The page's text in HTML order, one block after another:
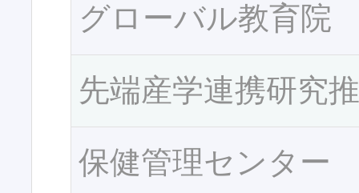
グローバル教育院
先端産学連携研究
保健管理センター